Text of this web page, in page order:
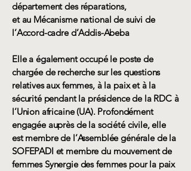
département des réparations,
et au Mécanisme national de suivi de
l’Accord-cadre d’Addis-Abeba
Elle a également occupé le poste de
chargée de recherche sur les questions
relatives aux femmes, à la paix et à la
sécurité pendant la présidence de la RDC à
l’Union africaine (UA). Profondément
engagée auprès de la société civile, elle
est membre de l’Assemblée générale de la
SOFEPADI et membre du mouvement de
femmes Synergie des femmes pour la paix